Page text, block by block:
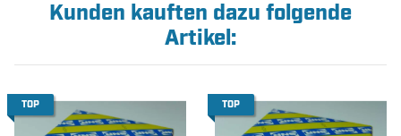
Kunden kauften dazu folgende
Artikel:
TOP TOP